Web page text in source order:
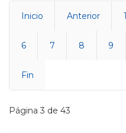
Inicio Anterior 1
6 7 8 9
Fin
Página 3 de 43